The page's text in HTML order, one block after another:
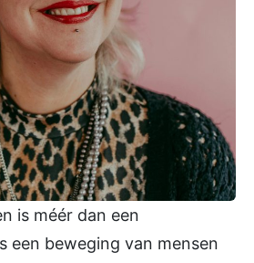
is méér dan een
een beweging van mensen